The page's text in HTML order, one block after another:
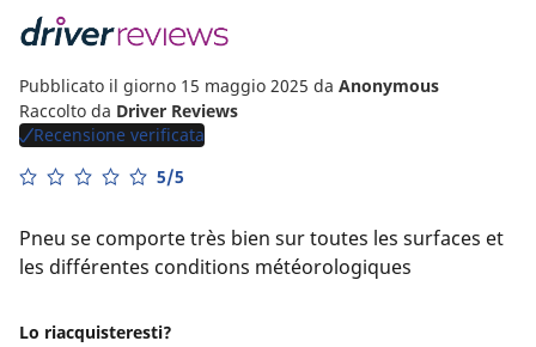
Pubblicato il giorno 15 maggio 2025 da Anonymous
Raccolto da Driver Reviews
Recensione verificata
5/5
Pneu se comporte très bien sur toutes les surfaces et
les différentes conditions météorologiques
Lo riacquisteresti?